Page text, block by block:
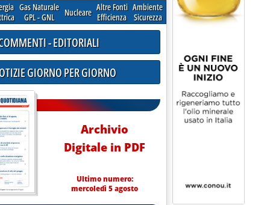
Gas Naturale
GPL - GNL
Nucleare Altre Fonti
Efficienza
Ambiente
Sicurezza
2002 alle 13.57.
- EDITORIALI
GIORNO PER GIORNO
Archivio
Digitale in PDF
Ultimo numero:
mercoledì 5 agosto